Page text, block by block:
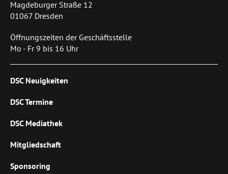
Magdeburger Straße 12
01067 Dresden
Öffnungszeiten der Geschäftsstelle
Mo - Fr 9 bis 16 Uhr
DSC Neuigkeiten
DSC Termine
DSC Mediathek
Mitgliedschaft
Sponsoring